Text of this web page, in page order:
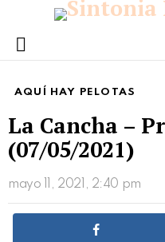
Menu
AQUÍ HAY PELOTAS
La Cancha –
(07/05/2021)
mayo 11, 2021, 2:40 pm